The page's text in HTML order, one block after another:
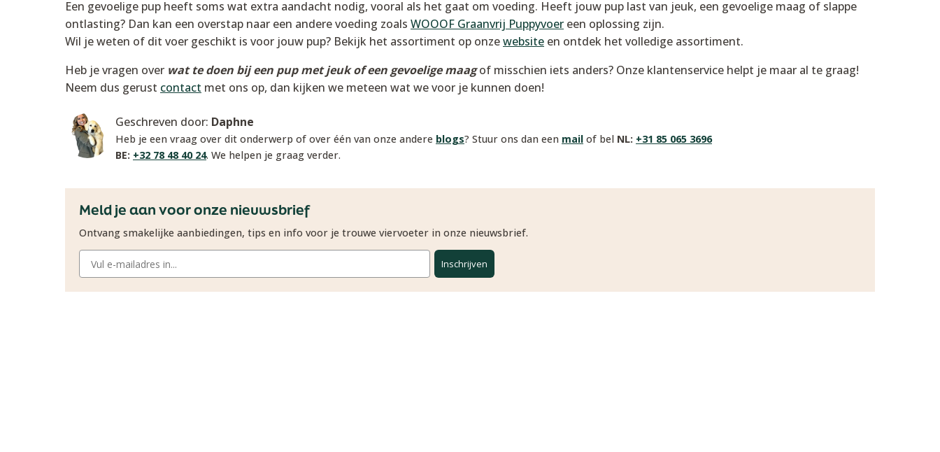
Een gevoelige pup heeft soms wat extra aandacht nodig, vooral als het gaat om voeding. Heeft jouw pup last van jeuk, een gevoelige maag of slappe
ontlasting? Dan kan een overstap naar een andere voeding zoals WOOOF Graanvrij Puppyvoer een oplossing zijn.
Wil je weten of dit voer geschikt is voor jouw pup? Bekijk het assortiment op onzewebsite en ontdek het volledige assortiment.
Heb je vragen over wat te doen bij een pup met jeuk of een gevoelige maagof misschien iets anders? Onze klantenservice helpt je maar al te graag!
Neem dus gerust contact met ons op, dan kijken we meteen wat we voor je kunnen doen!
Geschreven door: Daphne
Heb je een vraag over dit onderwerp of over één van onze andere blogs? Stuur ons dan een mail of bel NL: +31 85 065 3696
BE: +32 78 48 40 24. We helpen je graag verder.
Meld je aan voor onze nieuwsbrief
Ontvang smakelijke aanbiedingen, tips en info voor je trouwe viervoeter in onze nieuwsbrief.
Inschrijven